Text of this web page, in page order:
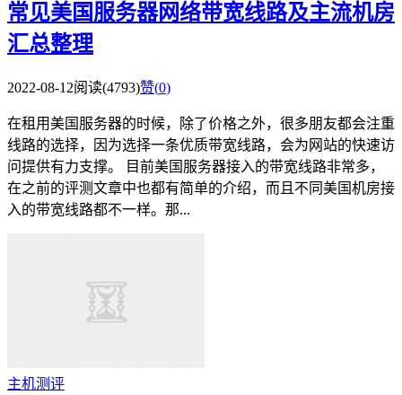
常见美国服务器网络带宽线路及主流机房
汇总整理
2022-08-12阅读(4793)赞(0)
在租用美国服务器的时候，除了价格之外，很多朋友都会注重
线路的选择，因为选择一条优质带宽线路，会为网站的快速访
问提供有力支撑。 目前美国服务器接入的带宽线路非常多，
在之前的评测文章中也都有简单的介绍，而且不同美国机房接
入的带宽线路都不一样。那...
主机测评